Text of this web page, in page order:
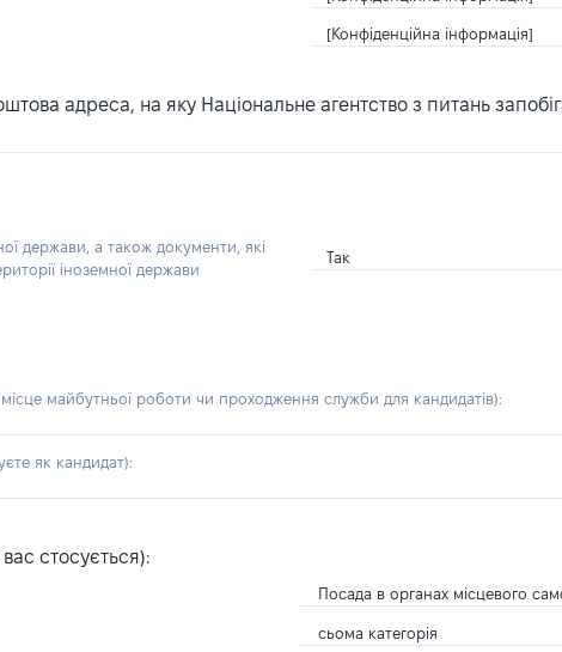
[Конфіденційна інформація]
адреса, на яку Національне агентство з питань
держави, а також документи, які
іноземної держави
Так
майбутньої роботи чи проходження служби для кандидатів):
як кандидат):
стосується):
Посада в органах місцевого
сьома категорія